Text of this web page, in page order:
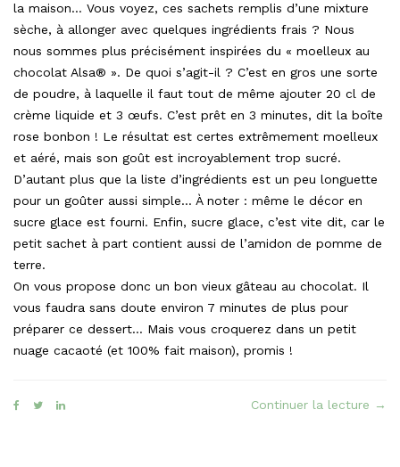
la maison… Vous voyez, ces sachets remplis d’une mixture
sèche, à allonger avec quelques ingrédients frais ? Nous
nous sommes plus précisément inspirées du « moelleux au
chocolat Alsa® ». De quoi s’agit-il ? C’est en gros une sorte
de poudre, à laquelle il faut tout de même ajouter 20 cl de
crème liquide et 3 œufs. C’est prêt en 3 minutes, dit la boîte
rose bonbon ! Le résultat est certes extrêmement moelleux
et aéré, mais son goût est incroyablement trop sucré.
D’autant plus que la liste d’ingrédients est un peu longuette
pour un goûter aussi simple… À noter : même le décor en
sucre glace est fourni. Enfin, sucre glace, c’est vite dit, car le
petit sachet à part contient aussi de l’amidon de pomme de
terre.
On vous propose donc un bon vieux gâteau au chocolat. Il
vous faudra sans doute environ 7 minutes de plus pour
préparer ce dessert… Mais vous croquerez dans un petit
nuage cacaoté (et 100% fait maison), promis !
Continuer la lecture « Le
→